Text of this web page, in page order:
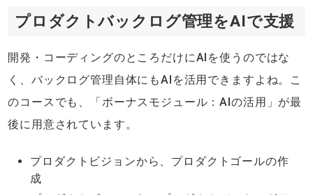
プロダクトバックログ管理をAIで支援
開発・コーディングのところだけにAIを使うのではな
く、バックログ管理自体にもAIを活用できますよね。こ
のコースでも、「ボーナスモジュール：AIの活用」が最
後に用意されています。
プロダクトビジョンから、プロダクトゴールの作
成